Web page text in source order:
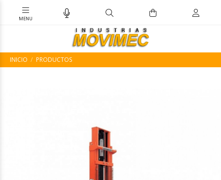
INICIO PRODUCTOS